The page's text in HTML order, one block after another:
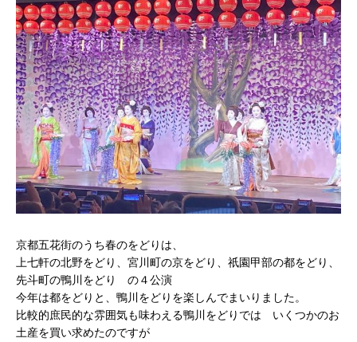
京都五花街のうち春のをどりは、
上七軒の北野をどり、宮川町の京をどり、祇園甲部の都をどり、
先斗町の鴨川をどり の４公演
今年は都をどりと、鴨川をどりを楽しんでまいりました。
比較的庶民的な雰囲気も味わえる鴨川をどりでは いくつかのお
土産を買い求めたのですが